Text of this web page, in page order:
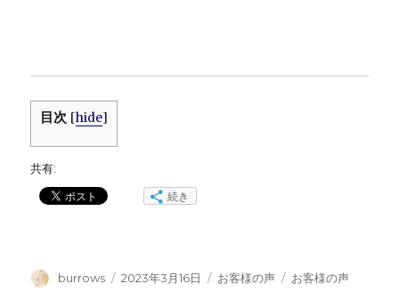
目次 [hide]
共有:
続き
投
burrows
投
2023年3月16日
カ
お客様の声
タ
お客様の声